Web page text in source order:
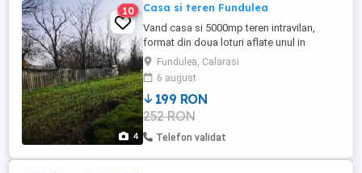
4
10 Casa si teren Fundulea
Vand casa si 5000mp teren intravilan,
format din doua loturi aflate unul in
continuarea celuilalt, proptietate se afla
pe strada Independentei, are trase
utilitatiile gaz, curent 380,apa si canal
Fundulea, Calarasi
6 august
199 RON
252 RON
Telefon validat